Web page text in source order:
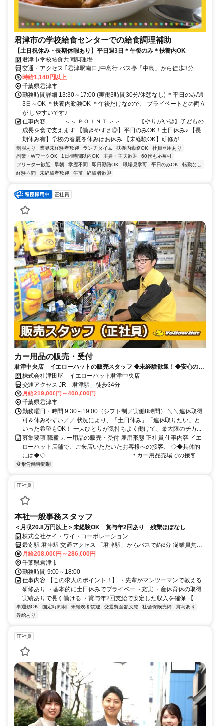
君津市の学校給食センターでの給食調理補助
【土日祝休み・長期休暇あり】平日週3日＊午後のみ＊扶養内OK
君津市学校給食共同調理場
交通・アクセス ｢君津駅南口｣中島行 バス亭「中島」から徒歩3分
時給1,140円以上
千葉県君津市
勤務時間詳細 13:30～17:00 (実働3時間30分/休憩なし) ＊平日のみ/週
3日～OK ＊扶養内勤務OK ＊午後だけなので、 プライベートとの両立
が しやすいです♪
仕事内容 =====＜＜ ＰＯＩＮＴ ＞＞===== 【やりがい◎】子どもの
成長を食で支えます 【働きやすさ◎】平日のみOK！土日休み♪ 【長
期休み有】学校の春夏冬休みはお休み 【未経験OK】研修が...
制服あり 業界未経験者歓迎 ランチタイム 扶養内勤務OK
社員登用あり
副業・WワークOK
1日4時間以内OK 主婦・主夫歓迎
60代も応募可
フリーター歓迎
早朝 学歴不問 即日勤務OK 職場見学可 平日のみOK
転勤なし
経験不問
未経験者歓迎 午前 経験者歓迎
正社員
カー用品の販売・受付
君津中央店 イエローハットの販売スタッフ ◆未経験歓迎！◆安心の正
社員！ ◆車好きにピッタリな仕事
株式会社津田屋 イエローハット君津中央店
交通アクセス JR「君津駅」徒歩34分
月給219,000円～400,000円
千葉県君津市
勤務曜日・時間 9:30～19:00（シフト制／実働8時間） ＼＼連休取得
可＆休みやすい／／ 状況により、「土日休み」「連休取りたい」と
いった希望もOK！ 一人ひとりが気持ちよく働けて、最大限のチカ...
募集要項 職種 カー用品の販売・受付 雇用形態 正社員 仕事内容 イエ
ローハット店舗で、ご来店いただいたお客様への接客。 ◇◆具体的
には◆◇ …………………………………… ＊カー用品売場での接客...
変形労働時間制
正社員
本社一般事務スタッフ
＜月収20.8万円以上＞未経験OK 賞与年2回あり 残業ほぼなし
株式会社ケイ・ワイ・コーポレーション
最寄駅 君津駅 交通アクセス 「君津駅」からバスで約8分 従業員無料
駐車場完備（マイカー通勤可）
月給208,000円～286,000円
千葉県君津市
勤務時間 9:00～18:00
仕事内容 【この求人のポイント！】 ・先輩がマンツーマンで教える
研修あり ・基本的に土日休みでプライベート充実 ・産休育休の取得
実績ありで長く働ける ・賞与年2回支給で安定した収入を確保 【...
車通勤OK 固定時間制 未経験者歓迎 交通費全額支給 社会保険完備
賞与あり
昇給あり
正社員